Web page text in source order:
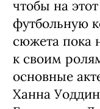
чтобы на
футбольную
сюжета пока
к своим
основные
Ханна